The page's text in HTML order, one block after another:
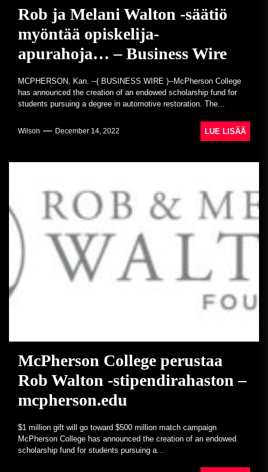
Rob ja Melani Walton -säätiö
myöntää opiskelija-
apurahoja… – Business Wire
MCPHERSON, Kan. --( BUSINESS WIRE )--McPherson College
has announced the creation of an endowed scholarship fund for
students pursuing a degree in automotive restoration. The...
Wilson December 14, 2022 LUE LISÄÄ
McPherson College perustaa
Rob Walton -stipendirahaston –
mcpherson.edu
$1 million gift will go toward $500 million match campaign
McPherson College has announced the creation of an endowed
scholarship fund for students pursuing a...